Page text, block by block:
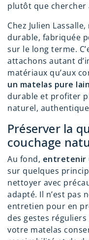
plutôt que chercher
Chez Julien
durable, fabriquée
sur le long terme.
attachons autant
matériaux qu’aux
un matelas pure
durable et profiter
naturel,
Préserver la
couchage
Au fond, entretenir
sur quelques
nettoyer avec
adapté. Il n’est pas
entretien pour en
des gestes
votre matelas